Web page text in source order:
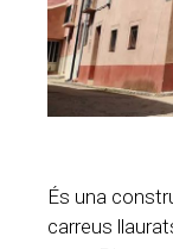
És una
carreus